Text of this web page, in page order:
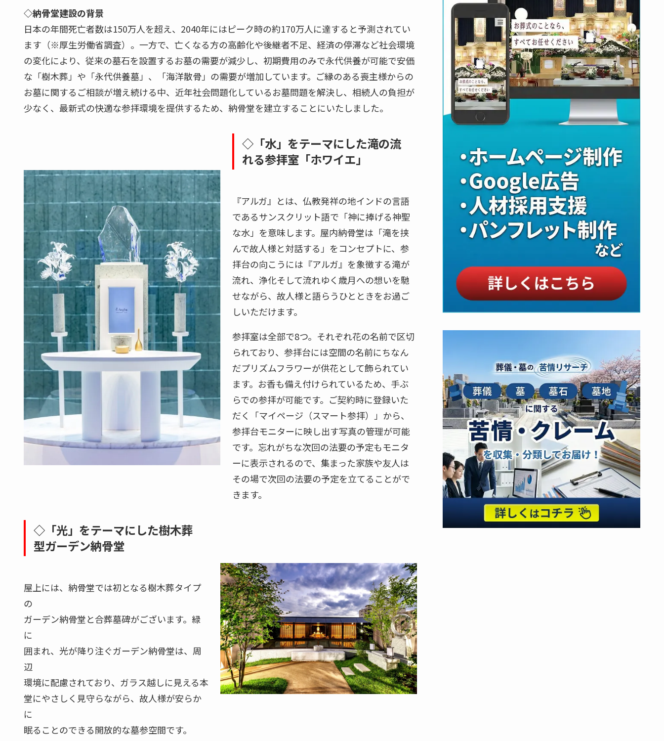
◇納骨堂建設の背景
日本の年間死亡者数は150万人を超え、2040年にはピーク時の約170万人に達すると予測されてい
ます（※厚生労働省調査）。一方で、亡くなる方の高齢化や後継者不足、経済の停滞など社会環境
の変化により、従来の墓石を設置するお墓の需要が減少し、初期費用のみで永代供養が可能で安価
な「樹木葬」や「永代供養墓」、「海洋散骨」の需要が増加しています。ご縁のある喪主様からの
お墓に関するご相談が増え続ける中、近年社会問題化しているお墓問題を解決し、相続人の負担が
少なく、最新式の快適な参拝環境を提供するため、納骨堂を建立することにいたしました。
◇「水」をテーマにした滝の流
れる参拝室「ホワイエ」
『アルガ』とは、仏教発祥の地インドの言語
であるサンスクリット語で「神に捧げる神聖
な水」を意味します。屋内納骨堂は「滝を挟
んで故人様と対話する」をコンセプトに、参
拝台の向こうには『アルガ』を象徴する滝が
流れ、浄化そして流れゆく歳月への想いを馳
せながら、故人様と語らうひとときをお過ご
しいただけます。
参拝室は全部で8つ。それぞれ花の名前で区切
られており、参拝台には空間の名前にちなん
だプリズムフラワーが供花として飾られてい
ます。お香も備え付けられているため、手ぶ
らでの参拝が可能です。ご契約時に登録いた
だく「マイページ（スマート参拝）」から、
参拝台モニターに映し出す写真の管理が可能
です。忘れがちな次回の法要の予定もモニタ
ーに表示されるので、集まった家族や友人は
その場で次回の法要の予定を立てることがで
きます。
◇「光」をテーマにした樹木葬
型ガーデン納骨堂
屋上には、納骨堂では初となる樹木葬タイプ
の
ガーデン納骨堂と合葬墓碑がございます。緑
に
囲まれ、光が降り注ぐガーデン納骨堂は、周
辺
環境に配慮されており、ガラス越しに見える本
堂にやさしく見守らながら、故人様が安らか
に
眠ることのできる開放的な墓参空間です。